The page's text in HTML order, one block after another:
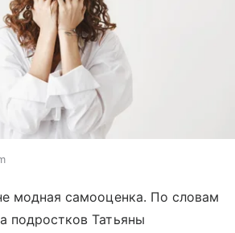
модная самооценка. По словам
подростков Татьяны